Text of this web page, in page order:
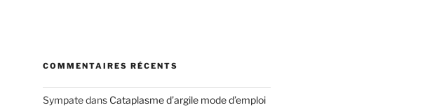
COMMENTAIRES RÉCENTS
Sympatedans Cataplasme d’argile mode d’emploi